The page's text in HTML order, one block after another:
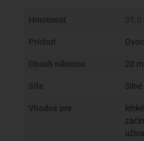
Hmotnosť 35.0
Príchuť
Obsah nikotínu 20
Sila Silné
Vhodné pre